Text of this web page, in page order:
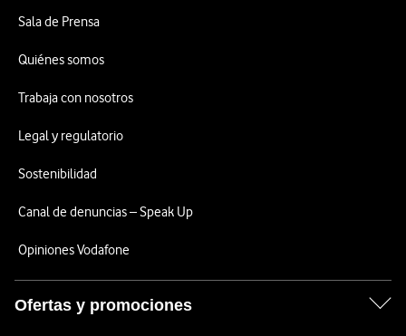
Sala de Prensa
Quiénes somos
Trabaja con nosotros
Legal y regulatorio
Sostenibilidad
Canal de denuncias – Speak Up
Opiniones Vodafone
Ofertas y promociones